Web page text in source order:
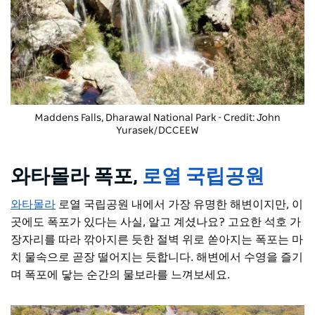
Maddens Falls, Dharawal National Park - Credit: John
Yurasek/DCCEEW
와타몰라 폭포, 로열 국립공원
와타몰라 로열 국립공원 내에서 가장 유명한 해변이지만, 이
곳에도 폭포가 있다는 사실, 알고 계셨나요? 고요한 석호 가
장자리를 따라 깎아지른 듯한 절벽 위로 쏟아지는 폭포는 마
치 물속으로 곧장 떨어지는 듯합니다. 해변에서 수영을 즐기
며 폭포에 닿는 순간의 물보라를 느껴보세요.